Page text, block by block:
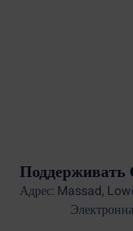
Поддерживать
Адрес: Massad,